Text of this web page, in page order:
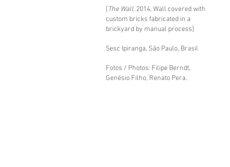
[The Wall, 2014, Wall covered with
custom bricks fabricated in a
brickyard by manual process]
Sesc Ipiranga, São Paulo, Brasil
Fotos / Photos: Filipe Berndt,
Genésio Filho, Renato Pera.